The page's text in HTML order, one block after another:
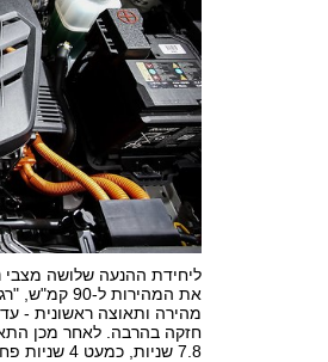
ליחידת ההנעה שלושה מצבי
את המהירות
7.8 שניות, כמעט 4 שניות פחות מנירו רגיל.